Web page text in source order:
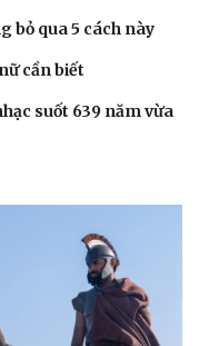
bỏ qua 5 cách này
cần biết
suốt 639 năm vừa